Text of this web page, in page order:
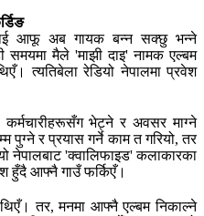
आफू अब गायक बन्न सक्छु भन्ने
समयमा मैले 'माझी दाइ' नामक एल्बम
त्यतिबेला रेडियो नेपालमा प्रवेश
कर्मचारीहरूसँग भेट्ने र अवसर माग्ने
र प्रयास गर्ने काम त गरियो, तर
नेपालबाट 'क्वालिफाइड' कलाकारका
हुँदै आफ्नै गाउँ फर्किएँ।
थिएँ। तर, मनमा आफ्नै एल्बम निकाल्ने